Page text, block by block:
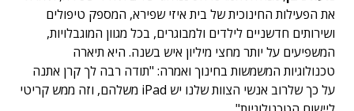
את הפעילות החינוכית של בית איזי שפירא, המספק טיפולים
ושירותים חדשניים לילדים ולמבוגרים, בכל מגוון המוגבלויות,
המשפיעים על יותר מחצי מיליון איש בשנה. היא תיארה
טכנולוגיות המשמשות בחינוך ואמרה: "תודה רבה לך קרן אתנה
על כך שלרוב אנשי הצוות שלנו יש iPad משלהם, וזה ממש קריטי